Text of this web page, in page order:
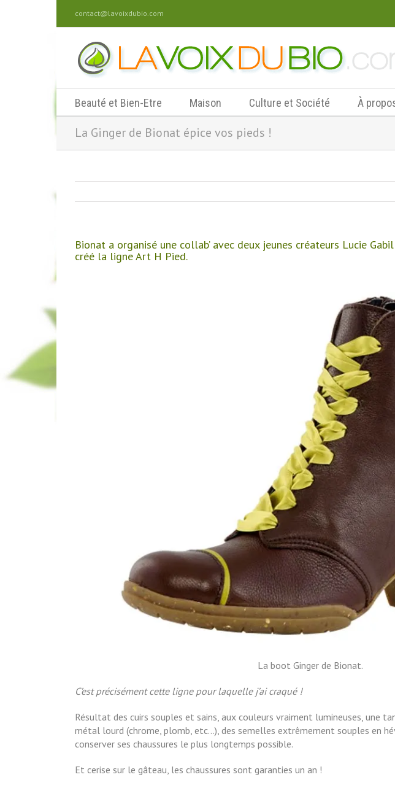
contact@lavoixdubio.com
Beauté et Bien-Etre Maison Culture et Société À
La Ginger de Bionat épice vos pieds !
Bionat a organisé une collab’ avec deux jeunes créateurs Lucie
créé la ligne Art H Pied.
La boot Ginger de Bionat.
C’est précisément cette ligne pour laquelle j’ai craqué !
Résultat des cuirs souples et sains, aux couleurs vraiment lumineuses, une
métal lourd (chrome, plomb, etc…), des semelles extrêmement souples en
conserver ses chaussures le plus longtemps possible.
Et cerise sur le gâteau, les chaussures sont garanties un an !